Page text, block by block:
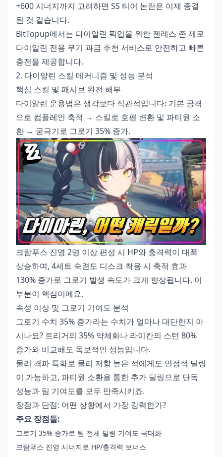
+600 시너지까지 고려하면 SS 티어 논란은 이제 종결
된 것 같습니다.
BitTopup에서는 다이알린 픽업을 위한 젠레스 존 제로
다이알린 전용 무기 과금 추천 서비스로 안전하고 빠른
충전을 제공합니다.
2. 다이알린 스킬 메커니즘 및 성능 분석
핵심 스킬 및 패시브 완전 해부
다이알린 운용법은 생각보다 직관적입니다: 기본 공격
으로 컴플레인 축적 → 스킬로 호평 변환 및 파티원 소
환 → 궁극기로 그로기 35% 증가.
크람푸스 진영 2명 이상 편성 시 HP와 충격력이 대폭
상승하며, 4세트 숙련도 디스크 착용 시 축적 효과
130% 증가로 그로기 발생 속도가 크게 향상됩니다. 이
부분이 핵심이에요.
속성 이상 및 그로기 기여도 분석
그로기 수치 35% 증가라는 수치가 얼마나 대단한지 아
시나요? 트리거의 35% 약체화나 라이칸의 스턴 80%
증가와 비교해도 독보적인 성능입니다.
물리 격파 특화로 물리 저항 높은 적에게도 안정적 딜링
이 가능하고, 파티원 소환을 통한 추가 딜링으로 단독
성능과 팀 기여도를 모두 만족시키죠.
장점과 단점: 어떤 상황에서 가장 강력한가?
주요 장점들:
그로기 35% 증가로 팀 전체 딜링 기여도 극대화
크람푸스 진영 시너지로 HP/충격력 보너스